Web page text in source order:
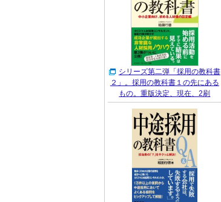
シリーズ第二弾「採用の教科書
２」。採用の教科書１の先にある
もの。重版決定、現在、2刷